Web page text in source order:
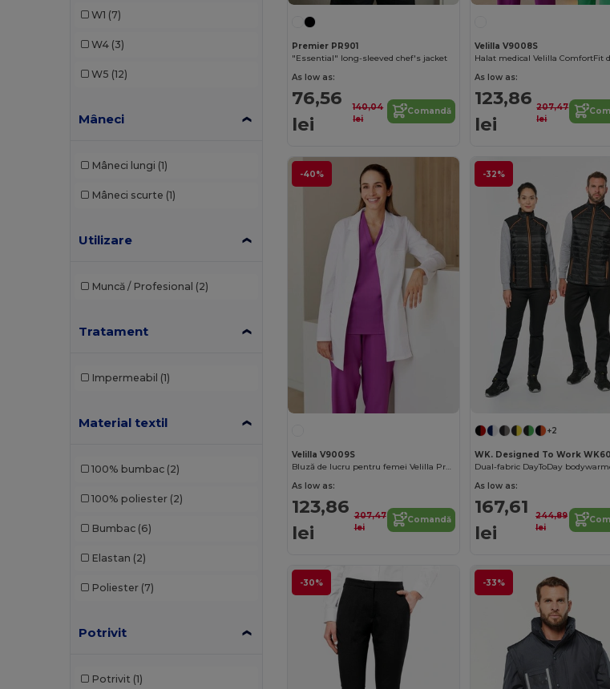
W1 (7)
W4 (3)
W5 (12)
Mâneci
Mâneci lungi (1)
Mâneci scurte (1)
Utilizare
Muncă / Profesional (2)
Tratament
Impermeabil (1)
Material textil
100% bumbac (2)
100% poliester (2)
Bumbac (6)
Elastan (2)
Poliester (7)
Potrivit
Potrivit (1)
Premier PR901
"Essential" long-sleeved chef's jacket
As low as:
76,56
lei
140,04
lei
Comandă
Velilla V9008S
As low as:
123,86
lei
207,47
lei
-40%
Velilla V9009S
Bluză de lucru pentru femei Velilla Professional cu buzunare
As low as:
123,86
lei
207,47
lei
Comandă
-32%
+2
WK. Designed To Work
Dual-fabric DayToDay
As low as:
167,61
lei
244,89
lei
-30% -33%